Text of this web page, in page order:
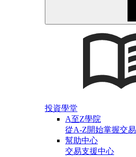
投資學堂
A至Z學院
從A-Z開始掌握交易
幫助中心
交易支援中心